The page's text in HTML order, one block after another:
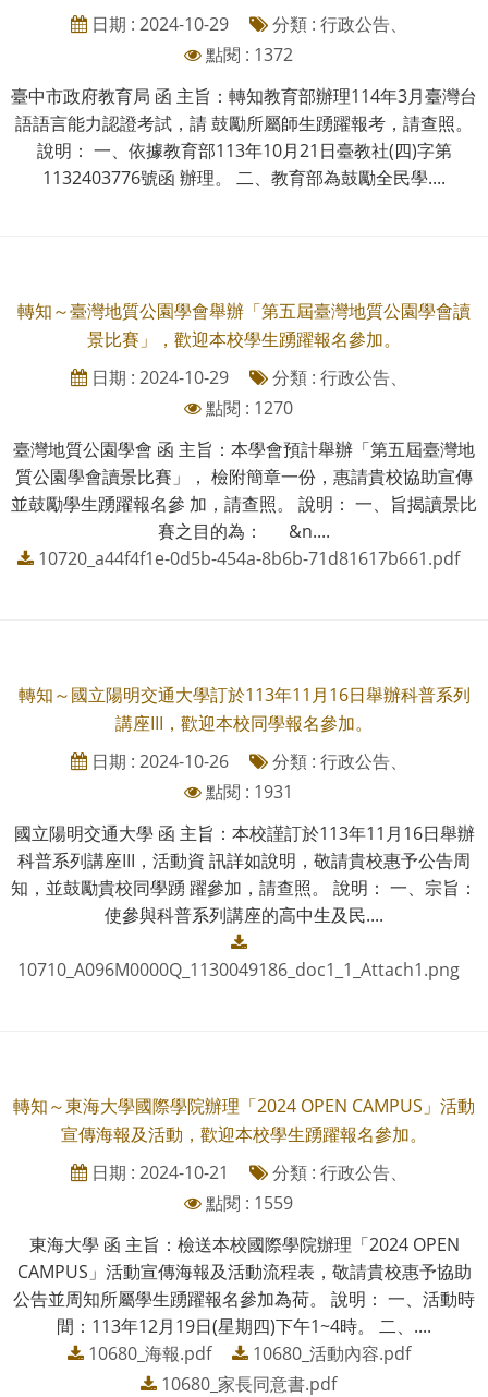
日期 : 2024-10-29
分類 : 行政公告、
點閱 : 1372
臺中市政府教育局 函 主旨：轉知教育部辦理114年3月臺灣台
語語言能力認證考試，請 鼓勵所屬師生踴躍報考，請查照。
說明： 一、依據教育部113年10月21日臺教社(四)字第
1132403776號函 辦理。 二、教育部為鼓勵全民學....
轉知～臺灣地質公園學會舉辦「第五屆臺灣地質公園學會讀
景比賽」，歡迎本校學生踴躍報名參加。
日期 : 2024-10-29
分類 : 行政公告、
點閱 : 1270
臺灣地質公園學會 函 主旨：本學會預計舉辦「第五屆臺灣地
質公園學會讀景比賽」， 檢附簡章一份，惠請貴校協助宣傳
並鼓勵學生踴躍報名參 加，請查照。 說明： 一、旨揭讀景比
賽之目的為： &n....
10720_a44f4f1e-0d5b-454a-8b6b-71d81617b661.pdf
轉知～國立陽明交通大學訂於113年11月16日舉辦科普系列
講座III，歡迎本校同學報名參加。
日期 : 2024-10-26
分類 : 行政公告、
點閱 : 1931
國立陽明交通大學 函 主旨：本校謹訂於113年11月16日舉辦
科普系列講座III，活動資 訊詳如說明，敬請貴校惠予公告周
知，並鼓勵貴校同學踴 躍參加，請查照。 說明： 一、宗旨：
使參與科普系列講座的高中生及民....
10710_A096M0000Q_1130049186_doc1_1_Attach1.png
轉知～東海大學國際學院辦理「2024 OPEN CAMPUS」活動
宣傳海報及活動，歡迎本校學生踴躍報名參加。
日期 : 2024-10-21
分類 : 行政公告、
點閱 : 1559
東海大學 函 主旨：檢送本校國際學院辦理「2024 OPEN
CAMPUS」活動宣傳海報及活動流程表，敬請貴校惠予協助
公告並周知所屬學生踴躍報名參加為荷。 說明： 一、活動時
間：113年12月19日(星期四)下午1~4時。 二、....
10680_海報.pdf
10680_活動內容.pdf
10680_家長同意書.pdf